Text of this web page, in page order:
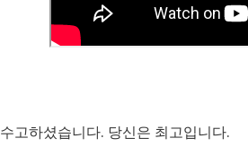
수고하셨습니다. 당신은 최고입니다.